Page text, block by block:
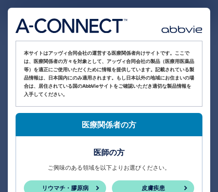
本サイトはアッヴィ合同会社の運営する医療関係者向けサイトです。ここで
は、医療関係者の方々を対象として、アッヴィ合同会社の製品（医療用医薬品
等）を適正にご使用いただくために情報を提供しています。記載されている製
品情報は、日本国内にのみ適用されます。もし日本以外の地域にお住まいの場
合は、居住されている国のAbbVieサイトをご確認いただき適切な製品情報を
入手してください。
医療関係者の方
医師の方
ご興味のある領域を以下よりお選びください。
リウマチ・膠原病 皮膚疾患